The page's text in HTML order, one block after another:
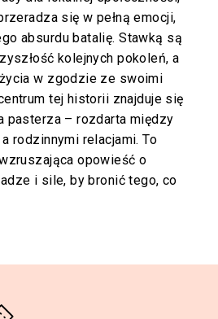
się w pełną emocji,
absurdu batalię. Stawką są
kolejnych pokoleń, a
w zgodzie ze swoimi
tej historii znajduje się
pasterza – rozdarta między
rodzinnymi relacjami. To
opowieść o
i sile, by bronić tego, co